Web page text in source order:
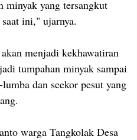
minyak yang tersangkut
ini," ujarnya.
menjadi kekhawatiran
tumpahan minyak sampai
dan seekor pesut yang
warga Tangkolak Desa